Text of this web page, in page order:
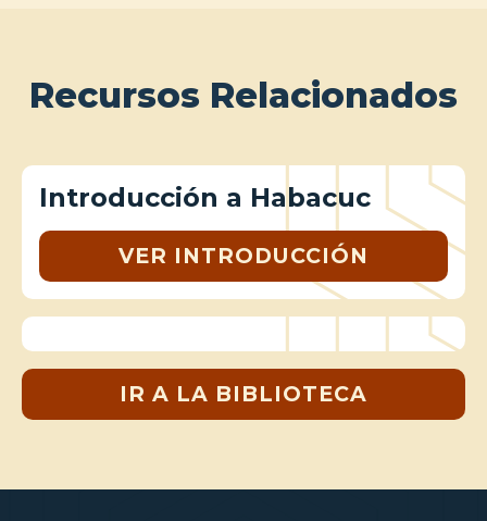
Recursos Relacionados
Introducción a Habacuc
VER INTRODUCCIÓN
IR A LA BIBLIOTECA